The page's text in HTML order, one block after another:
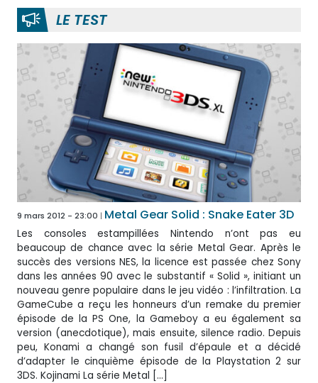
LE TEST
9 mars 2012 - 23:00 Metal Gear Solid : Snake Eater 3D
Les consoles estampillées Nintendo n’ont pas eu
beaucoup de chance avec la série Metal Gear. Après le
succès des versions NES, la licence est passée chez Sony
dans les années 90 avec le substantif « Solid », initiant un
nouveau genre populaire dans le jeu vidéo : l’infiltration. La
GameCube a reçu les honneurs d’un remake du premier
épisode de la PS One, la Gameboy a eu également sa
version (anecdotique), mais ensuite, silence radio. Depuis
peu, Konami a changé son fusil d’épaule et a décidé
d’adapter le cinquième épisode de la Playstation 2 sur
3DS. Kojinami La série Metal […]